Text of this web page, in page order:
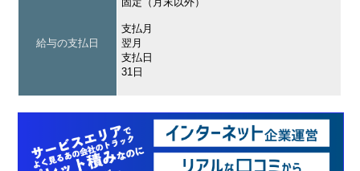
給与の支払日
支払月
翌月
支払日
31日